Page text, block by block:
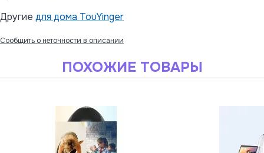
Другие для дома TouYinger
Сообщить о неточности в описании
ПОХОЖИЕ ТОВАРЫ